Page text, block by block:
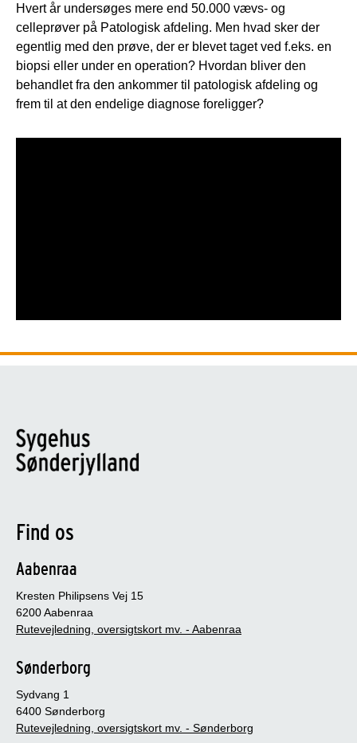
Hvert år undersøges mere end 50.000 vævs- og
celleprøver på Patologisk afdeling. Men hvad sker der
egentlig med den prøve, der er blevet taget ved f.eks. en
biopsi eller under en operation? Hvordan bliver den
behandlet fra den ankommer til patologisk afdeling og
frem til at den endelige diagnose foreligger?
Find os
Aabenraa
Kresten Philipsens Vej 15
6200 Aabenraa
Rutevejledning, oversigtskort mv. - Aabenraa
Sønderborg
Sydvang 1
6400 Sønderborg
Rutevejledning, oversigtskort mv. - Sønderborg